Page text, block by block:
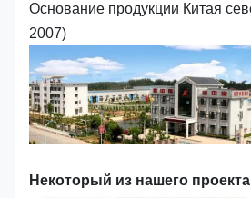
Основание продукции Китая
2007)
Некоторый из нашего